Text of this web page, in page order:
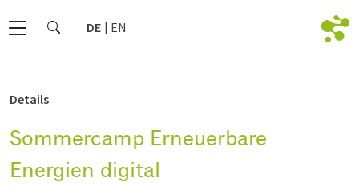
DE EN
Details
Sommercamp Erneuerbare
Energien digital